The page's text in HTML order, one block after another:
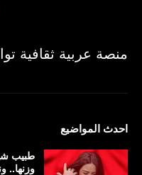
منصة عربية ثقافية
احدث المواضيع
طبيب
وزنها..